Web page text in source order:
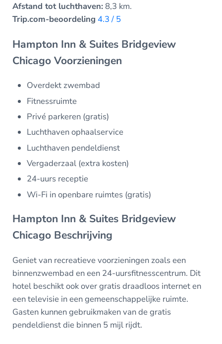
Afstand tot luchthaven:8,3 km.
Trip.com-beoordeling 4.3 / 5
Hampton Inn & Suites Bridgeview
Chicago Voorzieningen
Overdekt zwembad
Fitnessruimte
Privé parkeren (gratis)
Luchthaven ophaalservice
Luchthaven pendeldienst
Vergaderzaal (extra kosten)
24-uurs receptie
Wi-Fi in openbare ruimtes (gratis)
Hampton Inn & Suites Bridgeview
Chicago Beschrijving
Geniet van recreatieve voorzieningen zoals een
binnenzwembad en een 24-uursfitnesscentrum. Dit
hotel beschikt ook over gratis draadloos internet en
een televisie in een gemeenschappelijke ruimte.
Gasten kunnen gebruikmaken van de gratis
pendeldienst die binnen 5 mijl rijdt.